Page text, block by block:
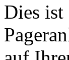
Dies ist